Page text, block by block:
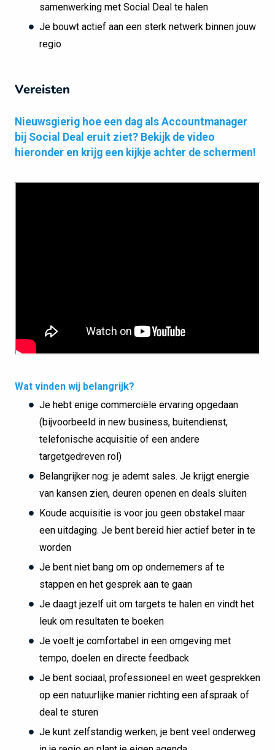
samenwerking met Social Deal te halen
Je bouwt actief aan een sterk netwerk binnen jouw
regio
Vereisten
Nieuwsgierig hoe een dag als Accountmanager
bij Social Deal eruit ziet? Bekijk de video
hieronder en krijg een kijkje achter de schermen!
Wat vinden wij belangrijk?
Je hebt enige commerciële ervaring opgedaan
(bijvoorbeeld in new business, buitendienst,
telefonische acquisitie of een andere
targetgedreven rol)
Belangrijker nog: je ademt sales. Je krijgt energie
van kansen zien, deuren openen en deals sluiten
Koude acquisitie is voor jou geen obstakel maar
een uitdaging. Je bent bereid hier actief beter in te
worden
Je bent niet bang om op ondernemers af te
stappen en het gesprek aan te gaan
Je daagt jezelf uit om targets te halen en vindt het
leuk om resultaten te boeken
Je voelt je comfortabel in een omgeving met
tempo, doelen en directe feedback
Je bent sociaal, professioneel en weet gesprekken
op een natuurlijke manier richting een afspraak of
deal te sturen
Je kunt zelfstandig werken; je bent veel onderweg